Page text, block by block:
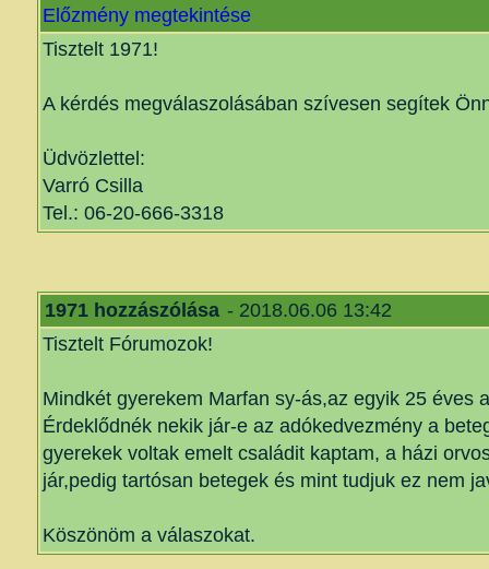
Előzmény megtekintése
Tisztelt 1971!
A kérdés megválaszolásában szívesen segítek
Üdvözlettel:
Varró Csilla
Tel.: 06-20-666-3318
1971 hozzászólása - 2018.06.06 13:42
Tisztelt Fórumozok!
Mindkét gyerekem Marfan sy-ás,az egyik 25 éves
Érdeklődnék nekik jár-e az adókedvezmény a
gyerekek voltak emelt családit kaptam, a házi
jár,pedig tartósan betegek és mint tudjuk ez nem
Köszönöm a válaszokat.